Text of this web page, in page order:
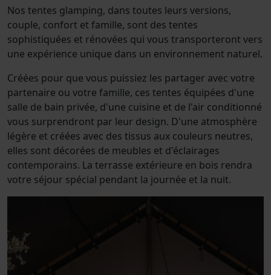
Nos tentes glamping, dans toutes leurs versions,
couple, confort et famille, sont des tentes
sophistiquées et rénovées qui vous transporteront vers
une expérience unique dans un environnement naturel.
Créées pour que vous puissiez les partager avec votre
partenaire ou votre famille, ces tentes équipées d'une
salle de bain privée, d'une cuisine et de l'air conditionné
vous surprendront par leur design. D'une atmosphère
légère et créées avec des tissus aux couleurs neutres,
elles sont décorées de meubles et d'éclairages
contemporains. La terrasse extérieure en bois rendra
votre séjour spécial pendant la journée et la nuit.